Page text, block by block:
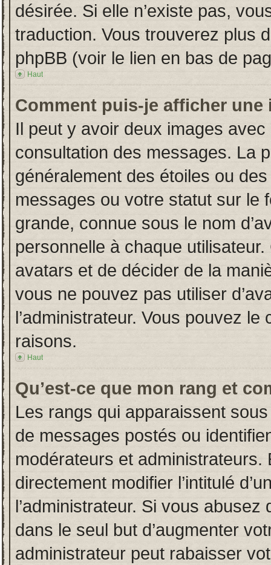
désirée. Si elle n’existe pas,
traduction. Vous trouverez plus
phpBB (voir le lien en bas de
Haut
Comment puis-je afficher une
Il peut y avoir deux images
consultation des messages. La
généralement des étoiles ou
messages ou votre statut sur le
grande, connue sous le nom
personnelle à chaque utilisateur.
avatars et de décider de la
vous ne pouvez pas utiliser
l’administrateur. Vous pouvez
raisons.
Haut
Qu’est-ce que mon rang et
Les rangs qui apparaissent
de messages postés ou
modérateurs et
directement modifier l’intitulé
l’administrateur. Si vous
dans le seul but d’augmenter
administrateur peut rabaisser